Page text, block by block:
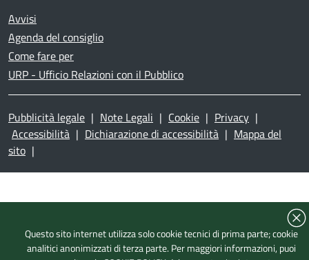
Avvisi
Agenda del consiglio
Come fare per
URP - Ufficio Relazioni con il Pubblico
Pubblicità legale | Note Legali | Cookie | Privacy |
Accessibilità | Dichiarazione di accessibilità | Mappa del
sito |
Questo sito internet utilizza solo cookie tecnici di prima parte; cookie
analitici anonimizzati di terza parte. Per maggiori informazioni, puoi